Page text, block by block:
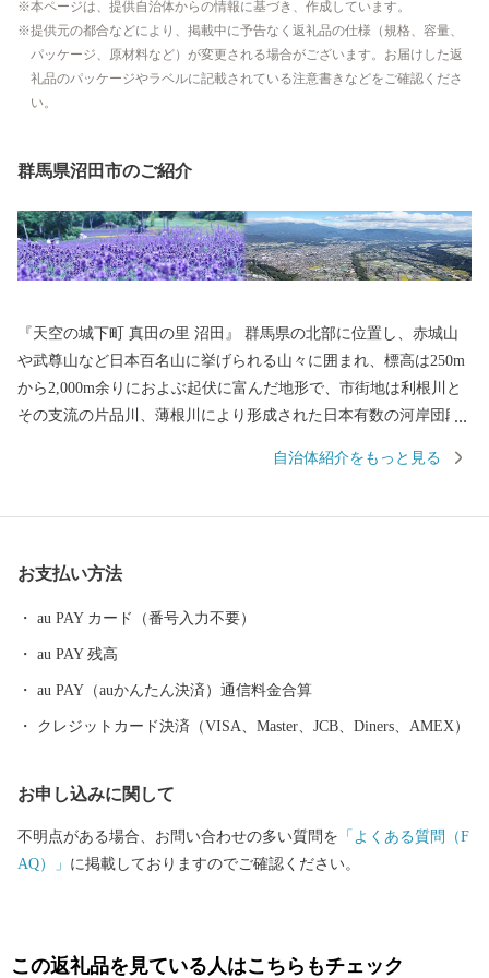
本ページは、提供自治体からの情報に基づき、作成しています。
提供元の都合などにより、掲載中に予告なく返礼品の仕様（規格、容量、
パッケージ、原材料など）が変更される場合がございます。お届けした返
礼品のパッケージやラベルに記載されている注意書きなどをご確認くださ
い。
群馬県沼田市のご紹介
『天空の城下町 真田の里 沼田』 群馬県の北部に位置し、赤城山
や武尊山など日本百名山に挙げられる山々に囲まれ、標高は250m
から2,000m余りにおよぶ起伏に富んだ地形で、市街地は利根川と
その支流の片品川、薄根川により形成された日本有数の河岸団段
栄え、「沼田城址」をはじめ史跡や文化財が数多く残っていま
楽しめます』 昼夜の寒暖差の大きい気候が育むフルーツや野菜、
フルーツ狩りを楽しむことができます。 『沼田市最大のお祭り 沼
田まつり』 町みこしや子供みこし、まんど行列、千人おどり、神
社みこしなどが華麗で勇壮に練り歩き、女性だけで担ぐ天狗みこ
自治体紹介をもっと見る
お支払い方法
au PAY カード（番号入力不要）
au PAY 残高
au PAY（auかんたん決済）通信料金合算
クレジットカード決済（VISA、Master、JCB、Diners、AMEX）
お申し込みに関して
不明点がある場合、お問い合わせの多い質問を 「よくある質問（F
AQ）」 に掲載しておりますのでご確認ください。
この返礼品を見ている人はこちらもチェック